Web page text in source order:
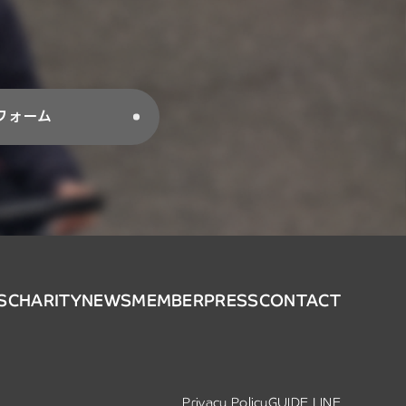
ォーム
CHARITYNEWSMEMBERPRESSCONTACT
Privacy PolicyGUIDE LINE